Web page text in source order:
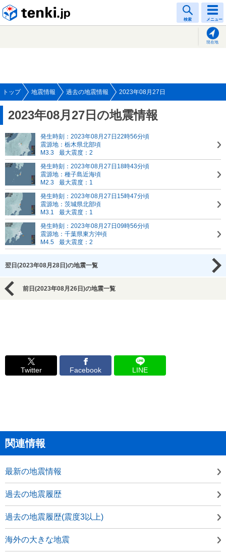
検索 メニュー
現在地
トップ 地震情報 過去の地震情報 2023年08月27日
2023年08月27日の地震情報
発生時刻：2023年08月27日22時56分頃
震源地：栃木県北部頃
M3.3
最大震度：2
発生時刻：2023年08月27日18時43分頃
震源地：種子島近海頃
M2.3
最大震度：1
発生時刻：2023年08月27日15時47分頃
震源地：茨城県北部頃
M3.1
最大震度：1
発生時刻：2023年08月27日09時56分頃
震源地：千葉県東方沖頃
M4.5
最大震度：2
翌日(2023年08月28日)の地震一覧
前日(2023年08月26日)の地震一覧
Twitter Facebook LINE
関連情報
最新の地震情報
過去の地震履歴
過去の地震履歴(震度3以上)
海外の大きな地震